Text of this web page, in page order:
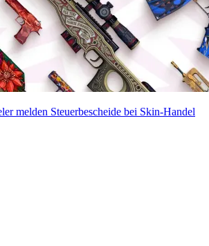
melden Steuerbescheide bei Skin-Handel